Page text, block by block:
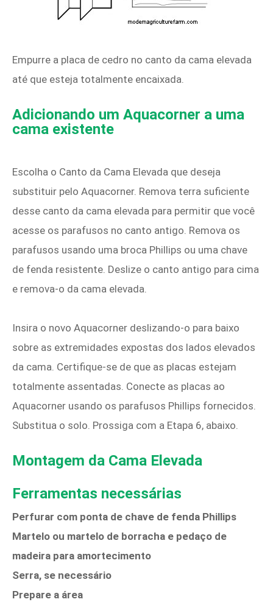
Empurre a placa de cedro no canto da cama elevada
até que esteja totalmente encaixada.
Adicionando um Aquacorner a uma
cama existente
Escolha o Canto da Cama Elevada que deseja
substituir pelo Aquacorner. Remova terra suficiente
desse canto da cama elevada para permitir que você
acesse os parafusos no canto antigo. Remova os
parafusos usando uma broca Phillips ou uma chave
de fenda resistente. Deslize o canto antigo para cima
e remova-o da cama elevada.
Insira o novo Aquacorner deslizando-o para baixo
sobre as extremidades expostas dos lados elevados
da cama. Certifique-se de que as placas estejam
totalmente assentadas. Conecte as placas ao
Aquacorner usando os parafusos Phillips fornecidos.
Substitua o solo. Prossiga com a Etapa 6, abaixo.
Montagem da Cama Elevada
Ferramentas necessárias
Perfurar com ponta de chave de fenda Phillips
Martelo ou martelo de borracha e pedaço de
madeira para amortecimento
Serra, se necessário
Prepare a área